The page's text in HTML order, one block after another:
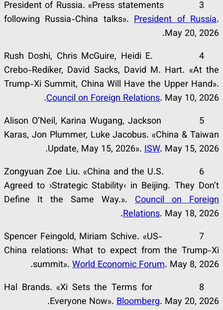
3 President of Russia. «Press statements
following Russia-China talks».President of Russia.
May 20, 2026.
4 Rush Doshi, Chris McGuire, Heidi E.
Crebo-Rediker, David Sacks, David M. Hart. «At the
Trump-Xi Summit, China Will Have the Upper Hand».
Council on Foreign Relations. May 10, 2026.
5 Alison O’Neil, Karina Wugang, Jackson
Karas, Jon Plummer, Luke Jacobus. «China & Taiwan
Update, May 15, 2026». ISW. May 15, 2026.
6 Zongyuan Zoe Liu. «China and the U.S.
Agreed to ›Strategic Stability‹ in Beijing. They Don’t
Define It the Same Way.». Council on Foreign
Relations. May 18, 2026.
7 Spencer Feingold, Miriam Schive. «US-
China relations: What to expect from the Trump-Xi
summit». World Economic Forum. May 8, 2026.
8 Hal Brands. «Xi Sets the Terms for
Everyone Now». Bloomberg. May 20, 2026.